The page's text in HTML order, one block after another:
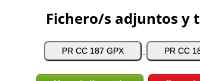
Fichero/s adjuntos y